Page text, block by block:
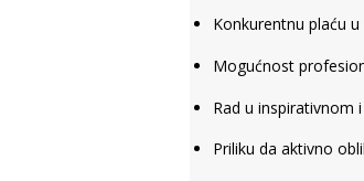
Konkurentnu plaću
Mogućnost
Rad u inspirativnom
Priliku da aktivno